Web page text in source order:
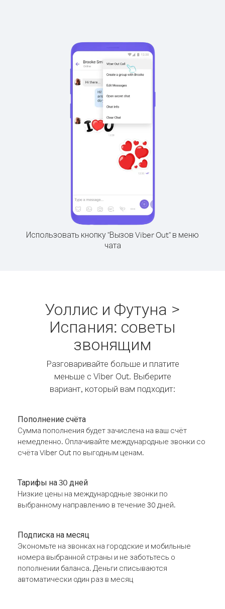
Использовать кнопку "Вызов Viber Out" в меню
чата
Уоллис и Футуна >
Испания: советы
звонящим
Разговаривайте больше и платите
меньше с Viber Out. Выберите
вариант, который вам подходит:
Пополнение счёта
Сумма пополнения будет зачислена на ваш счёт
немедленно. Оплачивайте международные звонки со
счёта Viber Out по выгодным ценам.
Тарифы на 30 дней
Низкие цены на международные звонки по
выбранному направлению в течение 30 дней.
Подписка на месяц
Экономьте на звонках на городские и мобильные
номера выбранной страны и не заботьтесь о
пополнении баланса. Деньги списываются
автоматически один раз в месяц